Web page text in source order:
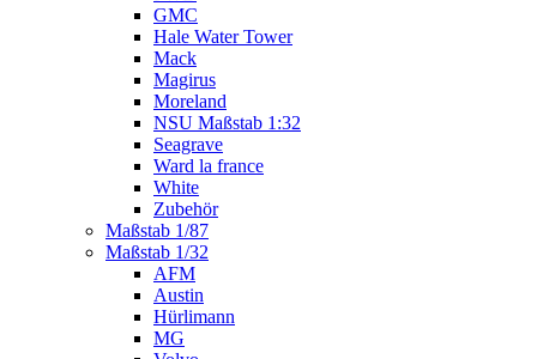
GMC
Hale Water Tower
Mack
Magirus
Moreland
NSU Maßstab 1:32
Seagrave
Ward la france
White
Zubehör
Maßstab 1/87
Maßstab 1/32
AFM
Austin
Hürlimann
MG